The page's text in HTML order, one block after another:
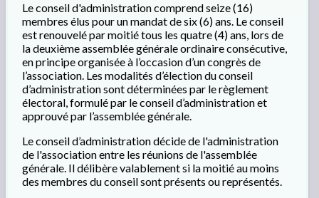
Le conseil d'administration comprend seize (16)
membres élus pour un mandat de six (6) ans. Le conseil
est renouvelé par moitié tous les quatre (4) ans, lors de
la deuxième assemblée générale ordinaire consécutive,
en principe organisée à l’occasion d’un congrès de
l’association. Les modalités d’élection du conseil
d’administration sont déterminées par le règlement
électoral, formulé par le conseil d’administration et
approuvé par l’assemblée générale.
Le conseil d’administration décide de l'administration
de l'association entre les réunions de l'assemblée
générale. Il délibère valablement si la moitié au moins
des membres du conseil sont présents ou représentés.